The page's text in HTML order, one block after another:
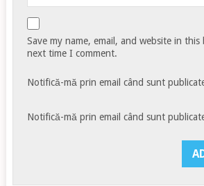
Save my name, email, and website in
next time I comment.
Notifică-mă prin email când sunt
Notifică-mă prin email când sunt